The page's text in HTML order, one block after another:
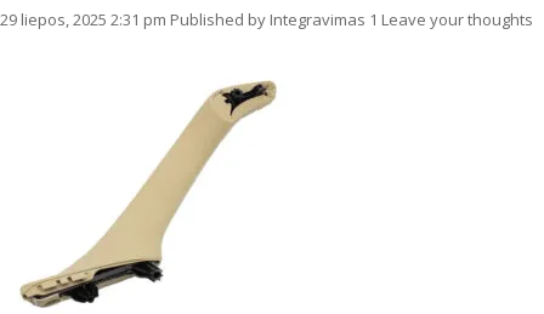
29 liepos, 2025 2:31 pm Published by Integravimas 1 Leave your thoughts